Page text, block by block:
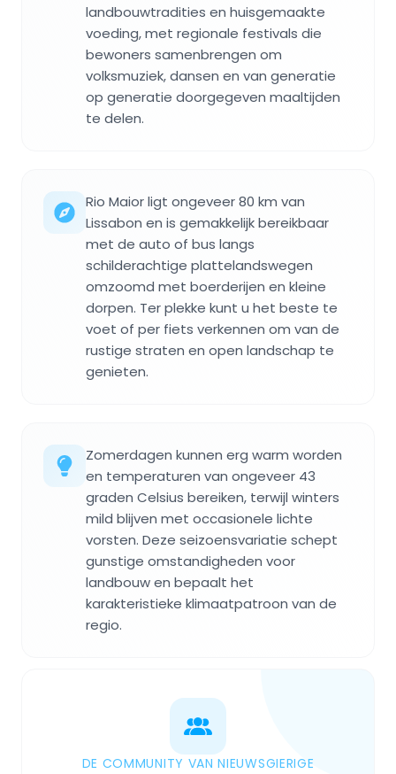
landbouwtradities en huisgemaakte
voeding, met regionale festivals die
bewoners samenbrengen om
volksmuziek, dansen en van generatie
op generatie doorgegeven maaltijden
te delen.
Rio Maior ligt ongeveer 80 km van
Lissabon en is gemakkelijk bereikbaar
met de auto of bus langs
schilderachtige plattelandswegen
omzoomd met boerderijen en kleine
dorpen. Ter plekke kunt u het beste te
voet of per fiets verkennen om van de
rustige straten en open landschap te
genieten.
Zomerdagen kunnen erg warm worden
en temperaturen van ongeveer 43
graden Celsius bereiken, terwijl winters
mild blijven met occasionele lichte
vorsten. Deze seizoensvariatie schept
gunstige omstandigheden voor
landbouw en bepaalt het
karakteristieke klimaatpatroon van de
regio.
DE COMMUNITY VAN NIEUWSGIERIGE